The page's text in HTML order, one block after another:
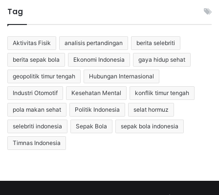
Tag
Aktivitas Fisik analisis pertandingan berita selebriti
berita sepak bola Ekonomi Indonesia gaya hidup sehat
geopolitik timur tengah Hubungan Internasional
Industri Otomotif Kesehatan Mental konflik timur tengah
pola makan sehat Politik Indonesia selat hormuz
selebriti indonesia Sepak Bola sepak bola indonesia
Timnas Indonesia